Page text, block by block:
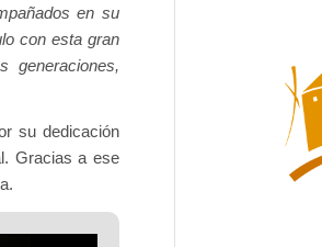
en su
con esta gran
generaciones,
su dedicación
Gracias a ese